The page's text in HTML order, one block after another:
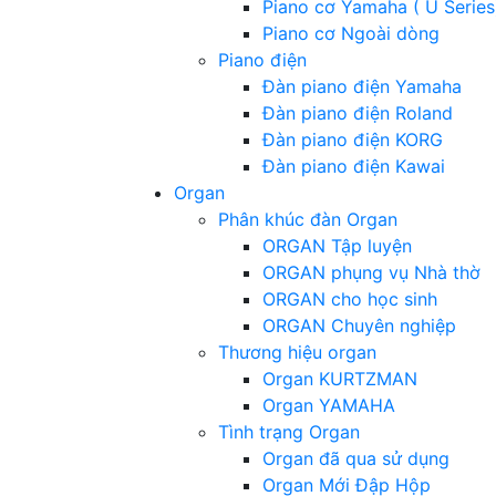
Piano cơ Yamaha ( U
Piano cơ Ngoài dòng
Piano điện
Đàn piano điện Yamaha
Đàn piano điện Roland
Đàn piano điện KORG
Đàn piano điện Kawai
Organ
Phân khúc đàn Organ
ORGAN Tập luyện
ORGAN phụng vụ Nhà thờ
ORGAN cho học sinh
ORGAN Chuyên nghiệp
Thương hiệu organ
Organ KURTZMAN
Organ YAMAHA
Tình trạng Organ
Organ đã qua sử dụng
Organ Mới Đập Hộp